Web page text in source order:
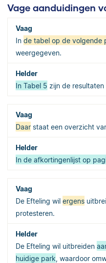
Vage aanduidingen
In de tabel op de volgende
weergegeven.
In Tabel 5 zijn de
Daar staat een overzicht
In de afkortingenlijst op
De Efteling wil ergens
protesteren.
De Efteling wil uitbreiden
huidige park , waardoor